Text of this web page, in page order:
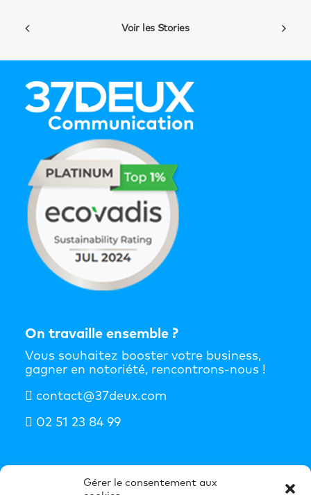
Gérer le consentement aux
Voir les Stories
On travaille ensemble ?
Vous souhaitez booster votre business,
gagner en notoriété, rencontrons-nous !
contact@37deux.com
02 51 23 84 99
S'abonner à la newsletter